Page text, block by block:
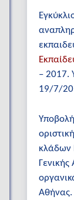
– 2017.
19/7/
Υποβολή
κλάδων
Αθήνας.